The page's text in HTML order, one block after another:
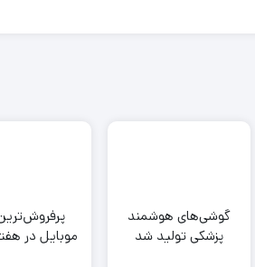
گوشی‌های هوشمند
پزشکی تولید شد
موبایل در